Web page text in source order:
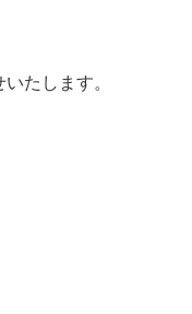
たします。